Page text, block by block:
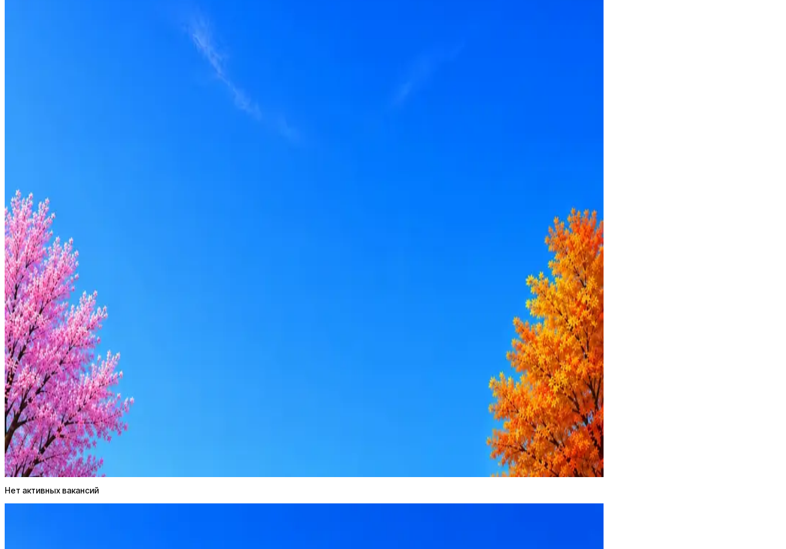
Чизберри
0активные вакансии
Оффер быстрее с Эйч
Стратегия поиска с AI: рынки, позиции, вилка, каналы
Резюме под ATS-фильтры
Ежедневный подбор из 600+ источников
AI-адаптация отклика под вакансию
AI генерация сопроводительных писем
Купить доступ
Нет активных вакансий